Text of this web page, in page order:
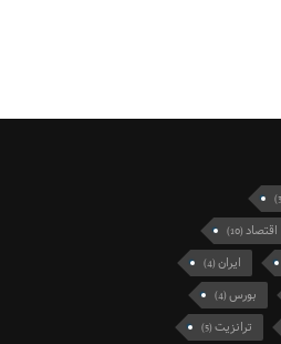
اقتصاد(10)
ایران(4)
بورس(4)
ترانزیت(5)